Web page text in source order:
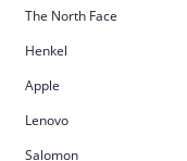
The North Face
Henkel
Apple
Lenovo
Salomon